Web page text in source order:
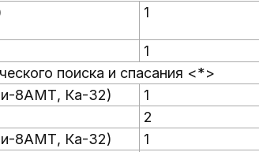
1
1
поиска и спасания <*>
8АМТ, Ка-32)
1
2
8АМТ, Ка-32)
1